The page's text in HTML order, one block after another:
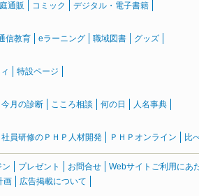
通販 コミック デジタル・電子書籍
信教育 eラーニング 職域図書 グッズ
特設ページ
今月の診断 こころ相談 何の日 人名事典
社員研修のＰＨＰ人材開発 ＰＨＰオンライン 比
ン プレゼント お問合せ Webサイトご利用にあ
画 広告掲載について